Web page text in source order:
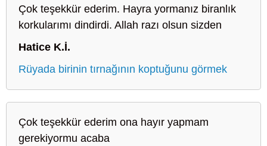
Çok teşekkür ederim. Hayra yormanız biranlık
korkularımı dindirdi. Allah razı olsun sizden
Hatice K.İ.
Rüyada birinin tırnağının koptuğunu görmek
Çok teşekkür ederim ona hayır yapmam
gerekiyormu acaba